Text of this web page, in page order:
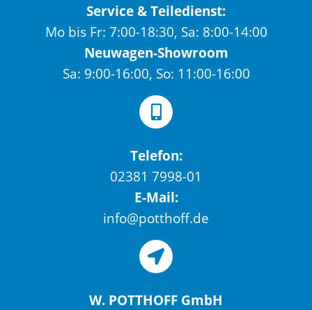
Service & Teiledienst:
Mo bis Fr: 7:00-18:30, Sa: 8:00-14:00
Neuwagen-Showroom
Sa: 9:00-16:00, So: 11:00-16:00
Telefon:
02381 7998-01
E-Mail:
info@potthoff.de
W. POTTHOFF GmbH